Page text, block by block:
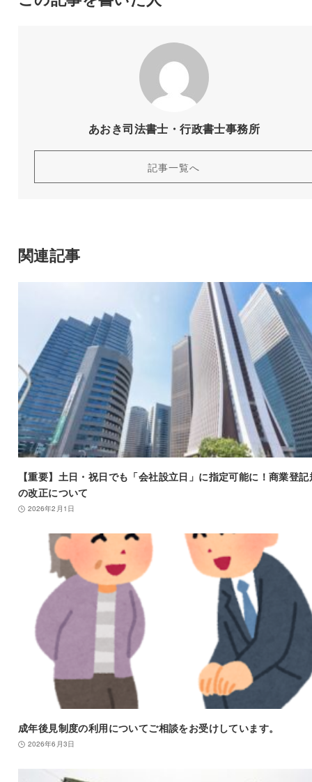
あおき司法書士・行政書士事務所
記事一覧へ
関連記事
【重要】土日・祝日でも「会社設立日」に指定可能に！商業登記
の改正について
2026年2月1日
成年後見制度の利用についてご相談をお受けしています。
2026年6月3日